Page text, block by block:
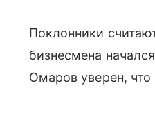
Поклонники
бизнесмена
Омаров уверен, что